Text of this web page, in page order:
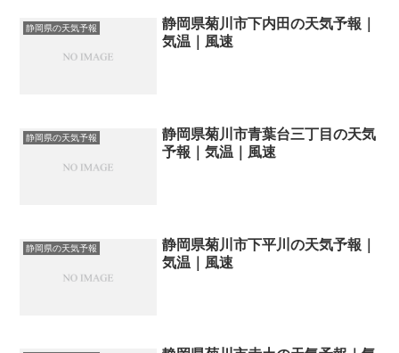
静岡県の天気予報
静岡県菊川市下内田の天気予報｜
気温｜風速
静岡県の天気予報
静岡県菊川市青葉台三丁目の天気
予報｜気温｜風速
静岡県の天気予報
静岡県菊川市下平川の天気予報｜
気温｜風速